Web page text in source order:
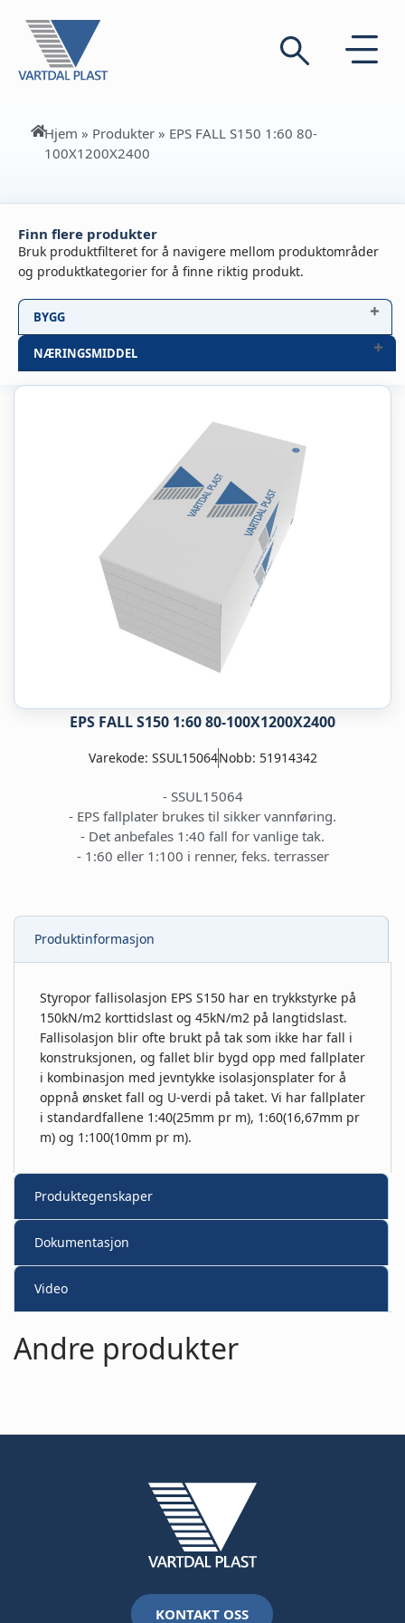
Hjem » Produkter » EPS FALL S150 1:60 80-
100X1200X2400
Finn flere produkter
Bruk produktfilteret for å navigere mellom produktområder
og produktkategorier for å finne riktig produkt.
BYGG
NÆRINGSMIDDEL
EPS FALL S150 1:60 80-100X1200X2400
Varekode: SSUL15064Nobb: 51914342
- SSUL15064
- EPS fallplater brukes til sikker vannføring.
- Det anbefales 1:40 fall for vanlige tak.
- 1:60 eller 1:100 i renner, feks. terrasser
Produktinformasjon
Styropor fallisolasjon EPS S150 har en trykkstyrke på
150kN/m2 korttidslast og 45kN/m2 på langtidslast.
Fallisolasjon blir ofte brukt på tak som ikke har fall i
konstruksjonen, og fallet blir bygd opp med fallplater
i kombinasjon med jevntykke isolasjonsplater for å
oppnå ønsket fall og U-verdi på taket. Vi har fallplater
i standardfallene 1:40(25mm pr m), 1:60(16,67mm pr
m) og 1:100(10mm pr m).
Produktegenskaper
Dokumentasjon
Video
Andre produkter
KONTAKT OSS